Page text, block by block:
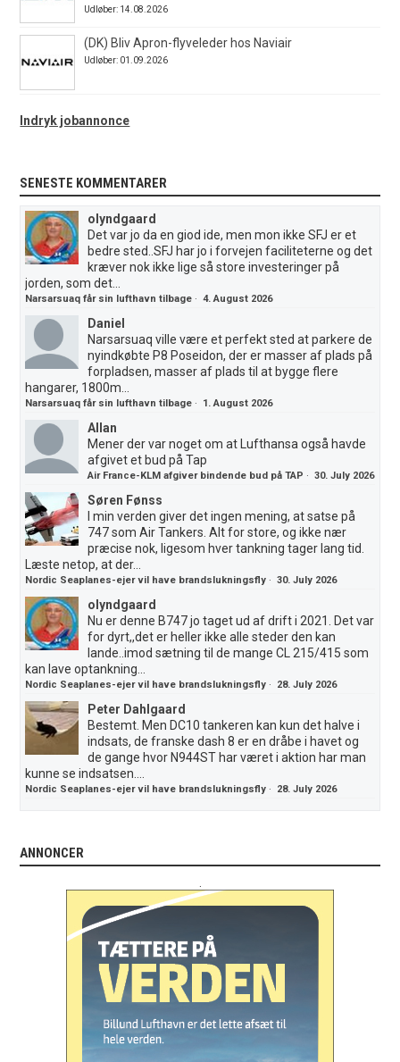
Udløber: 14.08.2026
(DK) Bliv Apron-flyveleder hos Naviair
Udløber: 01.09.2026
Indryk jobannonce
SENESTE KOMMENTARER
olyndgaard
Det var jo da en giod ide, men mon ikke SFJ er et
bedre sted..SFJ har jo i forvejen faciliteterne og det
kræver nok ikke lige så store investeringer på
jorden, som det...
Narsarsuaq får sin lufthavn tilbage ·4. August 2026
Daniel
Narsarsuaq ville være et perfekt sted at parkere de
nyindkøbte P8 Poseidon, der er masser af plads på
forpladsen, masser af plads til at bygge flere
hangarer, 1800m...
Narsarsuaq får sin lufthavn tilbage · 1. August 2026
Allan
Mener der var noget om at Lufthansa også havde
afgivet et bud på Tap
Air France-KLM afgiver bindende bud på TAP ·30. July 2026
Søren Fønss
I min verden giver det ingen mening, at satse på
747 som Air Tankers. Alt for store, og ikke nær
præcise nok, ligesom hver tankning tager lang tid.
Læste netop, at der...
Nordic Seaplanes-ejer vil have brandslukningsfly ·30. July 2026
olyndgaard
Nu er denne B747 jo taget ud af drift i 2021. Det var
for dyrt,,det er heller ikke alle steder den kan
lande..imod sætning til de mange CL 215/415 som
kan lave optankning...
Nordic Seaplanes-ejer vil have brandslukningsfly · 28. July 2026
Peter Dahlgaard
Bestemt. Men DC10 tankeren kan kun det halve i
indsats, de franske dash 8 er en dråbe i havet og
de gange hvor N944ST har været i aktion har man
kunne se indsatsen....
Nordic Seaplanes-ejer vil have brandslukningsfly · 28. July 2026
ANNONCER